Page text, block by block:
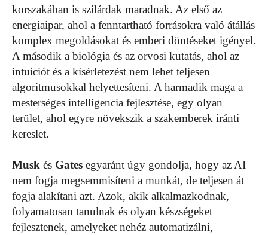
korszakában is szilárdak maradnak. Az első az
energiaipar, ahol a fenntartható forrásokra való átállás
komplex megoldásokat és emberi döntéseket igényel.
A második a biológia és az orvosi kutatás, ahol az
intuíciót és a kísérletezést nem lehet teljesen
algoritmusokkal helyettesíteni. A harmadik maga a
mesterséges intelligencia fejlesztése, egy olyan
terület, ahol egyre növekszik a szakemberek iránti
kereslet.
Musk és Gates egyaránt úgy gondolja, hogy az AI
nem fogja megsemmisíteni a munkát, de teljesen át
fogja alakítani azt. Azok, akik alkalmazkodnak,
folyamatosan tanulnak és olyan készségeket
fejlesztenek, amelyeket nehéz automatizálni,